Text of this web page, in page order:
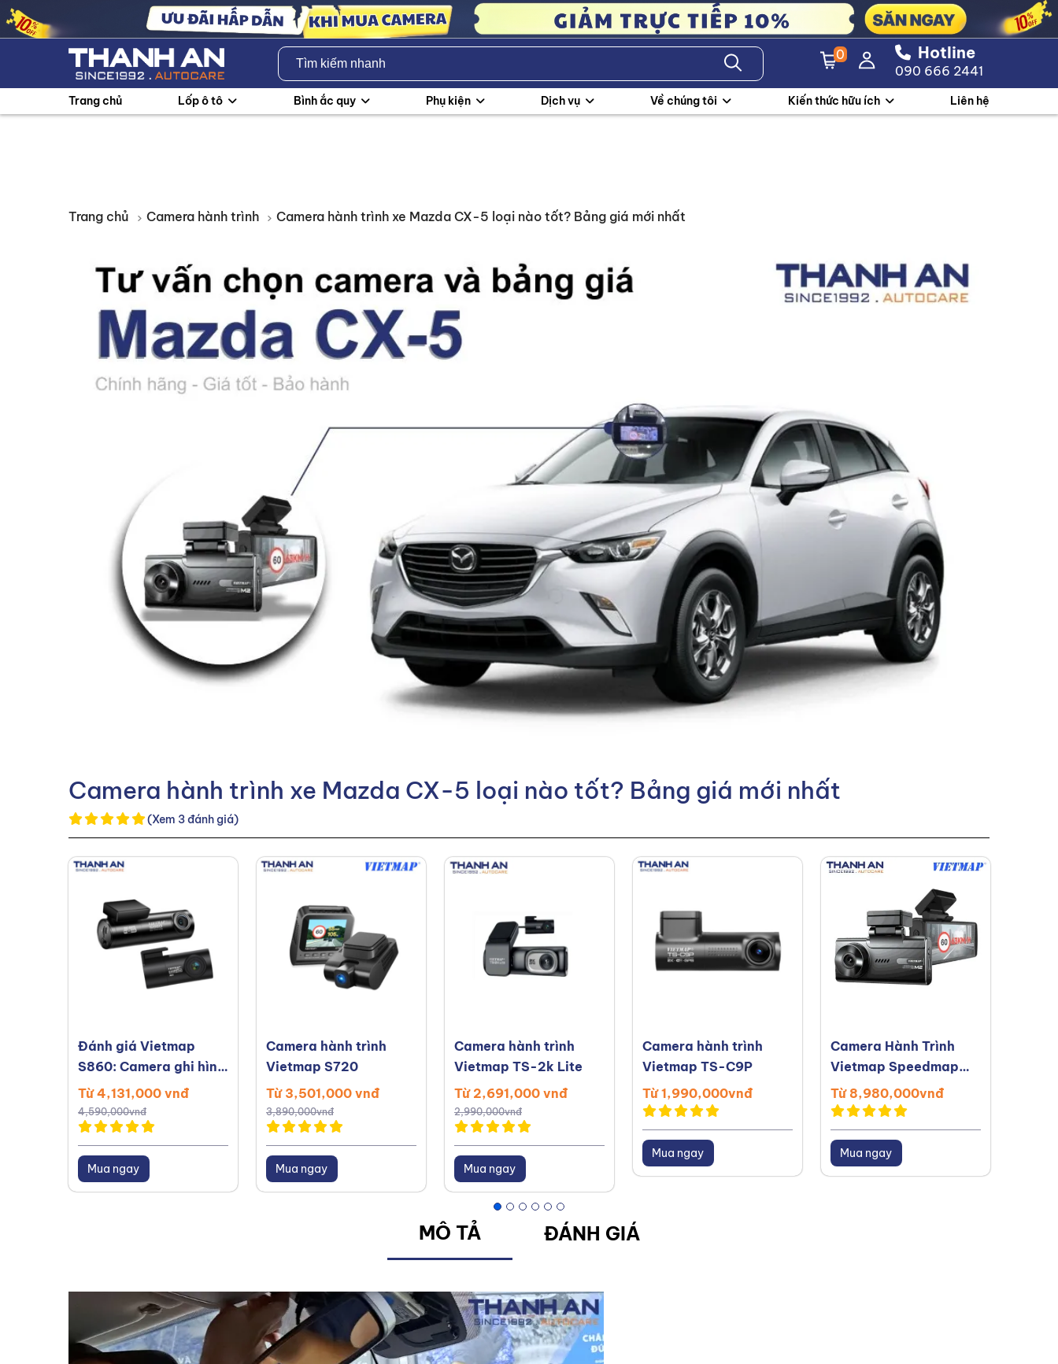
0 Hotline
090 666 2441
Trang chủ Lốp ô tô Bình ắc quy Phụ kiện Dịch vụ Về chúng tôi Kiến thức hữu ích Liên hệ
Trang chủ Camera hành trình Camera hành trình xe Mazda CX-5 loại nào tốt? Bảng giá mới nhất
Camera hành trình xe Mazda CX-5 loại nào tốt? Bảng giá mới nhất
(Xem 3 đánh giá)
Đánh giá Vietmap
S860: Camera ghi hình
3K và cảnh báo giao
thông
Từ 4,131,000 vnđ
4,590,000vnđ
Mua ngay
Camera hành trình
Vietmap S720
Từ 3,501,000 vnđ
3,890,000vnđ
Mua ngay
Camera hành trình
Vietmap TS-2k Lite
Từ 2,691,000 vnđ
2,990,000vnđ
Mua ngay
Camera hành trình
Vietmap TS-C9P
Từ 1,990,000vnđ
Mua ngay
Camera Hành Trình
Vietmap Speedmap
M2
Từ 8,980,000vnđ
Mua ngay
MÔ TẢ ĐÁNH GIÁ